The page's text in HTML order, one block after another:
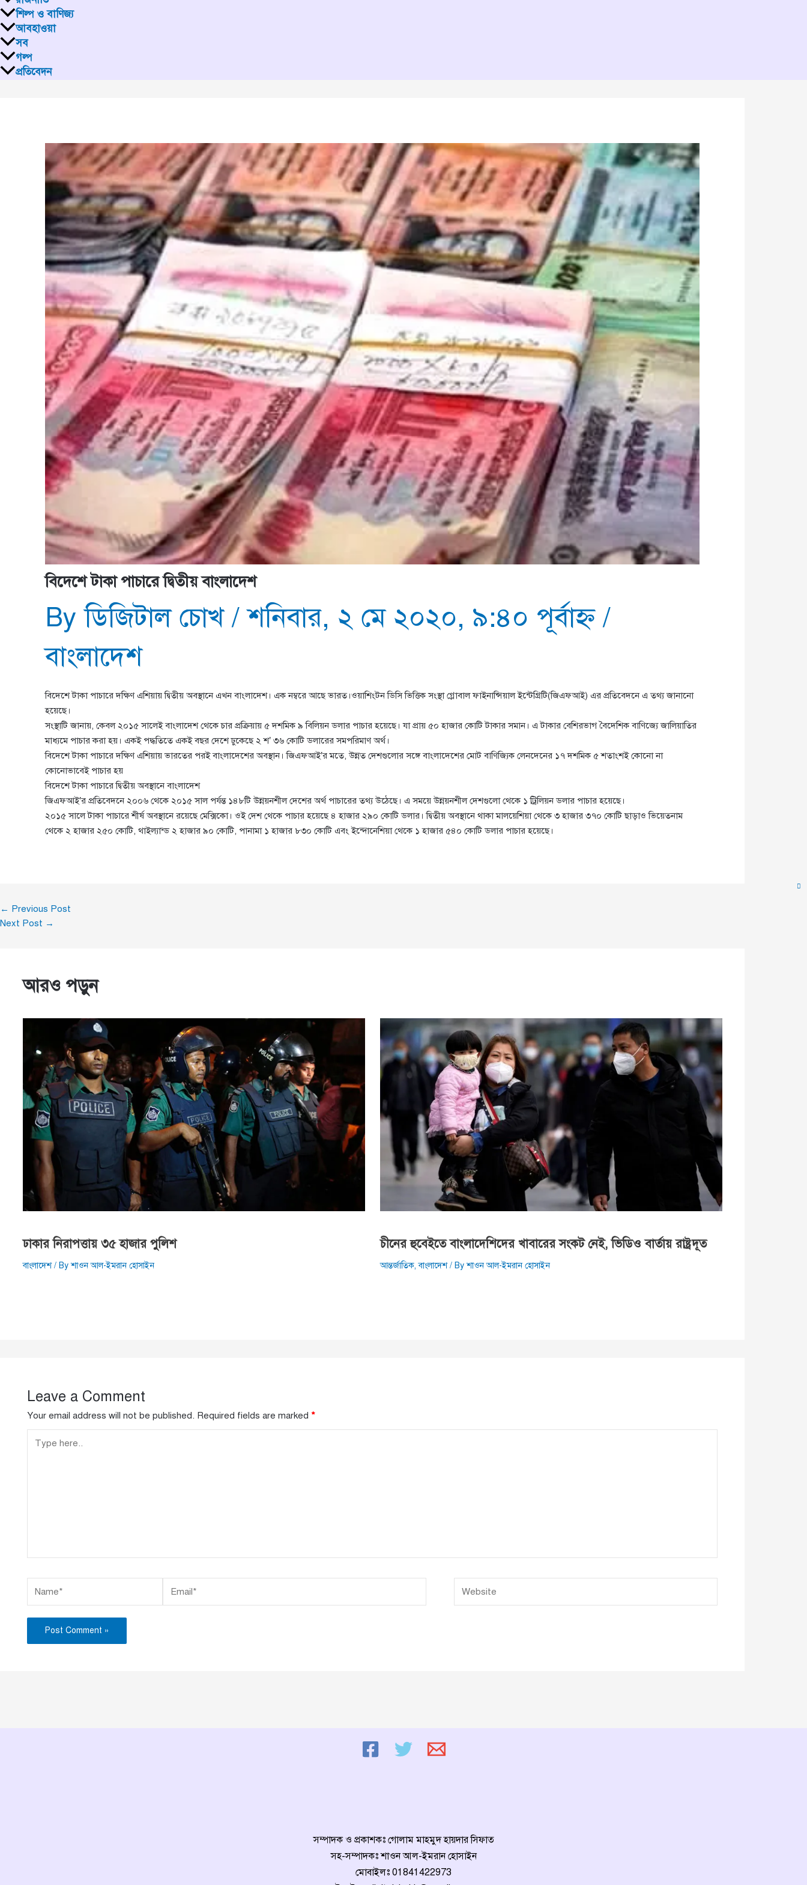
শিল্প ও বাণিজ্য
আবহাওয়া
সব
গল্প
প্রতিবেদন
বিদেশে টাকা পাচারে দ্বিতীয় বাংলাদেশ
Byডিজিটাল চোখ/শনিবার, ২ মে ২০২০, ৯:৪০ পূর্বাহ্ণ/
বাংলাদেশ
বিদেশে টাকা পাচারে দক্ষিণ এশিয়ায় দ্বিতীয় অবস্থানে এখন বাংলাদেশ। এক নম্বরে আছে ভারত।ওয়াশিংটন ডিসি ভিত্তিক সংস্থা গ্লোবাল ফাইনান্সিয়াল ইন্টেগ্রিটি(জিএফআই) এর প্রতিবেদনে এ তথ্য জানানো
হয়েছে।
সংস্থাটি জানায়, কেবল ২০১৫ সালেই বাংলাদেশ থেকে চার প্রক্রিয়ায় ৫ দশমিক ৯ বিলিয়ন ডলার পাচার হয়েছে। যা প্রায় ৫০ হাজার কোটি টাকার সমান। এ টাকার বেশিরভাগ বৈদেশিক বাণিজ্যে জালিয়াতির
মাধ্যমে পাচার করা হয়। একই পদ্ধতিতে একই বছর দেশে ঢুকেছে ২ শ’ ৩৬ কোটি ডলারের সমপরিমাণ অর্থ।
বিদেশে টাকা পাচারে দক্ষিণ এশিয়ায় ভারতের পরই বাংলাদেশের অবস্থান। জিএফআই’র মতে, উন্নত দেশগুলোর সঙ্গে বাংলাদেশের মোট বাণিজ্যিক লেনদেনের ১৭ দশমিক ৫ শতাংশই কোনো না
কোনোভাবেই পাচার হয়
বিদেশে টাকা পাচারে দ্বিতীয় অবস্থানে বাংলাদেশ
জিএফআই’র প্রতিবেদনে ২০০৬ থেকে ২০১৫ সাল পর্যন্ত ১৪৮টি উন্নয়নশীল দেশের অর্থ পাচারের তথ্য উঠেছে। এ সময়ে উন্নয়নশীল দেশগুলো থেকে ১ ট্রিলিয়ন ডলার পাচার হয়েছে।
২০১৫ সালে টাকা পাচারে শীর্ষ অবস্থানে রয়েছে মেক্সিকো। ওই দেশ থেকে পাচার হয়েছে ৪ হাজার ২৯০ কোটি ডলার। দ্বিতীয় অবস্থানে থাকা মালয়েশিয়া থেকে ৩ হাজার ৩৭০ কোটি ছাড়াও ভিয়েতনাম
থেকে ২ হাজার ২৫০ কোটি, থাইল্যান্ড ২ হাজার ৯০ কোটি, পানামা ১ হাজার ৮৩০ কোটি এবং ইন্দোনেশিয়া থেকে ১ হাজার ৫৪০ কোটি ডলার পাচার হয়েছে।
← Previous Post
Next Post →
আরও পড়ুন
ঢাকার নিরাপত্তায় ৩৫ হাজার পুলিশ
বাংলাদেশ/ Byশাওন আল-ইমরান হোসাইন
চীনের হুবেইতে বাংলাদেশিদের খাবারের সংকট নেই, ভিডিও বার্তায় রাষ্ট্রদূত
আন্তর্জাতিক,বাংলাদেশ/ Byশাওন আল-ইমরান হোসাইন
Leave a Comment
Your email address will not be published. Required fields are marked *
Type
Name* Email* Website
সম্পাদক ও প্রকাশকঃ গোলাম মাহমুদ হায়দার সিফাত
সহ-সম্পাদকঃ শাওন আল-ইমরান হোসাইন
মোবাইলঃ 01841422973